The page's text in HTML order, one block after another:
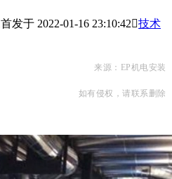
首发于 2022-01-16 23:10:42技术
来源：EP机电安装
如有侵权，请联系删除